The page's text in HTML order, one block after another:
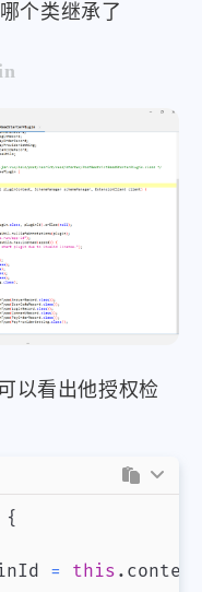
个类继承了
以看出他授权检
{
= this . context